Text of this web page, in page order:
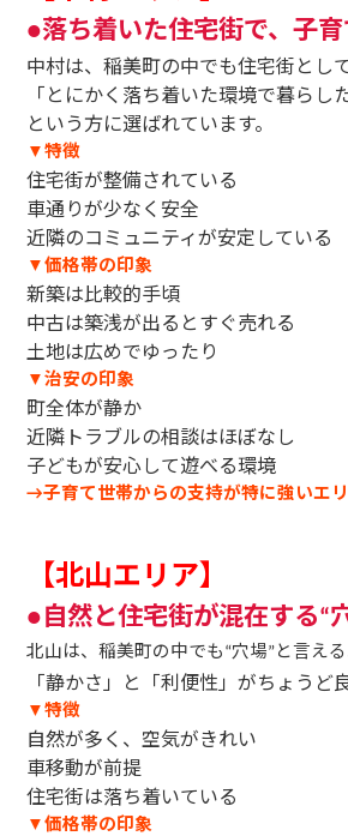
●落ち着いた住宅街で、子
中村は、稲美町の中でも住宅街とし
「とにかく落ち着いた環境で暮らし
という方に選ばれています。
▼特徴
住宅街が整備されている
車通りが少なく安全
近隣のコミュニティが安定している
▼価格帯の印象
新築は比較的手頃
中古は築浅が出るとすぐ売れる
土地は広めでゆったり
▼治安の印象
町全体が静か
近隣トラブルの相談はほぼなし
子どもが安心して遊べる環境
→子育て世帯からの支持が特に強いエリ
【北山エリア】
●自然と住宅街が混在する“
北山は、稲美町の中でも “穴場” と言え
「静かさ」と「利便性」がちょうど
▼特徴
自然が多く、空気がきれい
車移動が前提
住宅街は落ち着いている
▼価格帯の印象